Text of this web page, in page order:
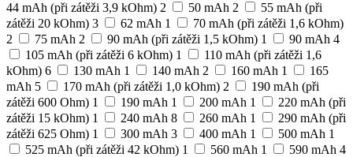
44 mAh (při zátěži 3,9 kOhm) 2 50 mAh 2
55 mAh (při
zátěži 20 kOhm) 3 62 mAh 1
70 mAh (při zátěži 1,6 kOhm)
2
75 mAh 2 90 mAh (při zátěži 1,5 kOhm) 1 90 mAh 4
105 mAh (při zátěži 6 kOhm) 1
110 mAh (při zátěži 1,6
kOhm) 6 130 mAh 1 140 mAh 2 160 mAh 1
165
mAh 5 170 mAh (při zátěži 1,0 kOhm) 2
190 mAh (při
zátěži 600 Ohm) 1 190 mAh 1 200 mAh 1
220 mAh (při
zátěži 15 kOhm) 1 240 mAh 8 260 mAh 1
290 mAh (při
zátěži 625 Ohm) 1 300 mAh 3 400 mAh 1 500 mAh 1
525 mAh (při zátěži 42 kOhm) 1 560 mAh 1 590 mAh 4